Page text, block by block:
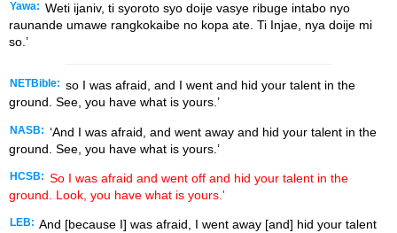
Yawa: Weti ijaniv, ti syoroto syo doije vasye ribuge intabo nyo
raunande umawe rangkokaibe no kopa ate. Ti Injae, nya doije mi
so.’
NETBible: so I was afraid, and I went and hid your talent in the
ground. See, you have what is yours.’
NASB: ‘And I was afraid, and went away and hid your talent in the
ground. See, you have what is yours.’
HCSB: So I was afraid and went off and hid your talent in the
ground. Look, you have what is yours.'
LEB: And [because I] was afraid, I went away [and] hid your talent